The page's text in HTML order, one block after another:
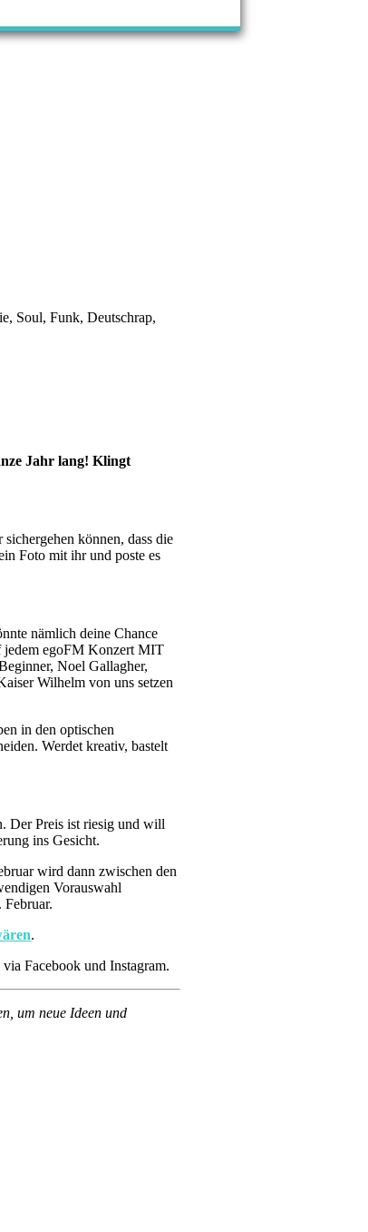
Soul, Funk, Deutschrap,
Jahr lang! Klingt
können, dass die
Foto mit ihr und poste es
nämlich deine Chance
jedem egoFM Konzert MIT
Noel Gallagher,
Wilhelm von uns setzen
in den optischen
Werdet kreativ, bastelt
Der Preis ist riesig und will
ins Gesicht.
wird dann zwischen den
Vorauswahl
.
Facebook und Instagram.
um neue Ideen und